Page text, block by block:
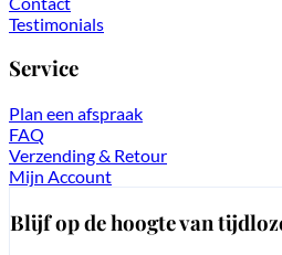
Testimonials
Service
Plan een afspraak
FAQ
Verzending & Retour
Mijn Account
Blijf op de hoogte van